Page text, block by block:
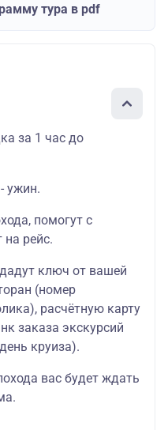
тура в pdf
за 1 час до
ужин.
помогут с
рейс.
ключ от вашей
(номер
расчётную карту
заказа экскурсий
круиза).
вас будет ждать